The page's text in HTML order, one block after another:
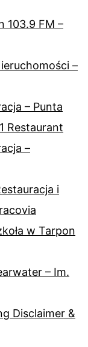
103.9 FM –
–
– Punta
Restaurant
–
i
w Tarpon
– Im.
Disclaimer &